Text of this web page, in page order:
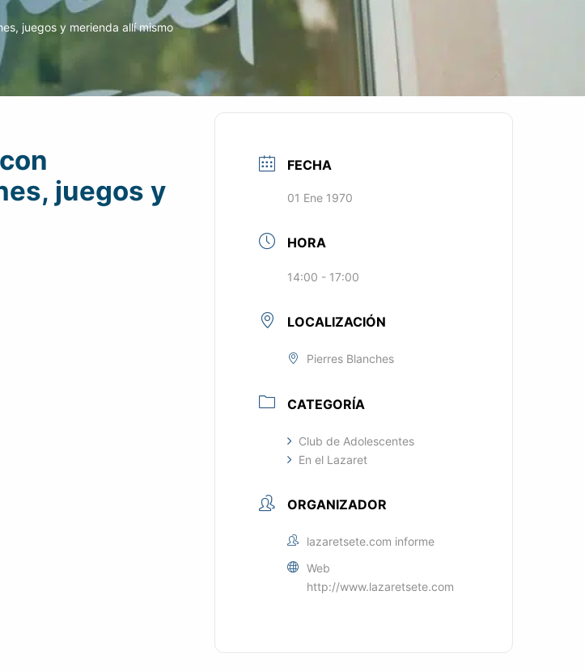
juegos y merienda allí mismo
juegos y
FECHA
01 Ene 1970
HORA
14:00 - 17:00
LOCALIZACIÓN
Pierres Blanches
CATEGORÍA
Club de Adolescentes
En el Lazaret
ORGANIZADOR
lazaretsete.com informe
Web
http://www.lazaretsete.com